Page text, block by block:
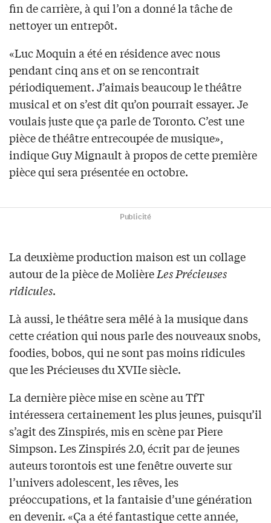
fin de carrière, à qui l’on a donné la tâche de
nettoyer un entrepôt.
«Luc Moquin a été en résidence avec nous
pendant cinq ans et on se rencontrait
périodiquement. J’aimais beaucoup le théâtre
musical et on s’est dit qu’on pourrait essayer. Je
voulais juste que ça parle de Toronto. C’est une
pièce de théâtre entrecoupée de musique»,
indique Guy Mignault à propos de cette première
pièce qui sera présentée en octobre.
Publicité
La deuxième production maison est un collage
autour de la pièce de MolièreLes Précieuses
ridicules.
Là aussi, le théâtre sera mêlé à la musique dans
cette création qui nous parle des nouveaux snobs,
foodies, bobos, qui ne sont pas moins ridicules
que les Précieuses du XVIIe siècle.
La dernière pièce mise en scène au TfT
intéressera certainement les plus jeunes, puisqu’il
s’agit des Zinspirés, mis en scène par Piere
Simpson. Les Zinspirés 2.0, écrit par de jeunes
auteurs torontois est une fenêtre ouverte sur
l’univers adolescent, les rêves, les
préoccupations, et la fantaisie d’une génération
en devenir. «Ça a été fantastique cette année,